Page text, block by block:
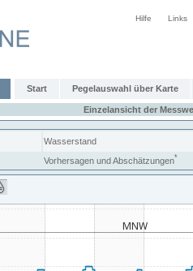
Hilfe Links
Start Pegelauswahl über Karte
Einzelansicht der
Wasserstand
Vorhersagen und Abschätzungen*